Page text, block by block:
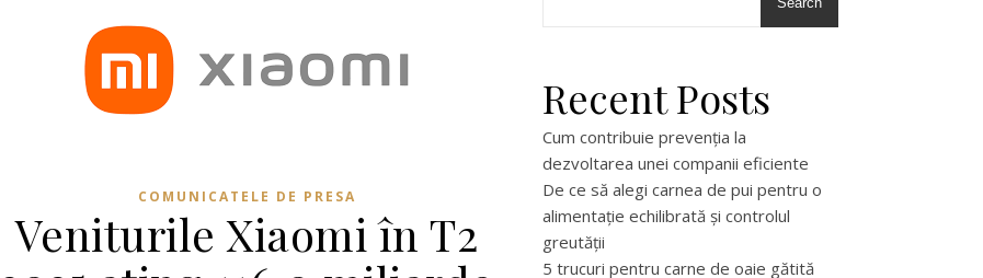
COMUNICATELE DE PRESA
Veniturile Xiaomi în T2
Recent Posts
Cum contribuie prevenția la
dezvoltarea unei companii eficiente
De ce să alegi carnea de pui pentru o
alimentație echilibrată și controlul
greutății
5 trucuri pentru carne de oaie gătită